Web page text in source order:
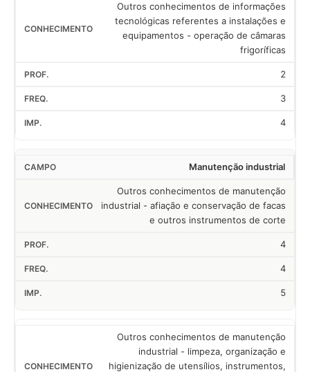
Outros conhecimentos de informações
tecnológicas referentes a instalações e
equipamentos - operação de câmaras
frigoríficas
2
3
4
Manutenção industrial
Outros conhecimentos de manutenção
industrial - afiação e conservação de facas
e outros instrumentos de corte
4
4
5
Outros conhecimentos de manutenção
industrial - limpeza, organização e
higienização de utensílios, instrumentos,